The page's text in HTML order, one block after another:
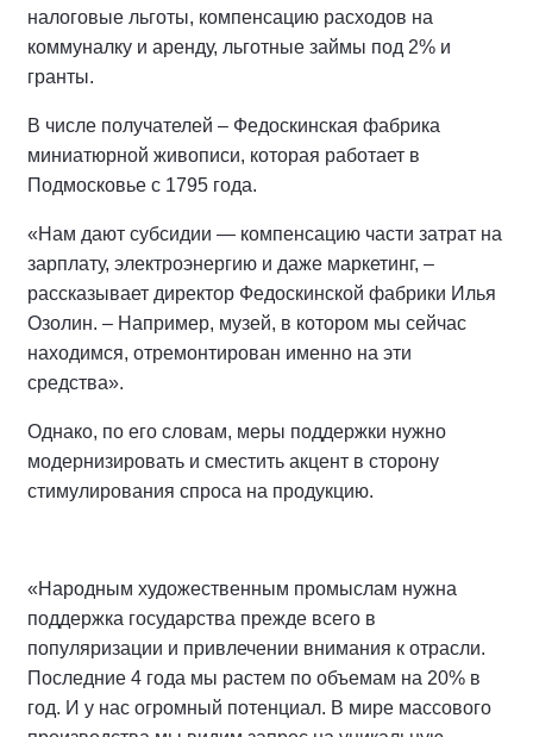
налоговые льготы, компенсацию расходов на
коммуналку и аренду, льготные займы под 2% и
гранты.
В числе получателей – Федоскинская фабрика
миниатюрной живописи, которая работает в
Подмосковье с 1795 года.
«Нам дают субсидии — компенсацию части затрат на
зарплату, электроэнергию и даже маркетинг, –
рассказывает директор Федоскинской фабрики Илья
Озолин. – Например, музей, в котором мы сейчас
находимся, отремонтирован именно на эти
средства».
Однако, по его словам, меры поддержки нужно
модернизировать и сместить акцент в сторону
стимулирования спроса на продукцию.
«Народным художественным промыслам нужна
поддержка государства прежде всего в
популяризации и привлечении внимания к отрасли.
Последние 4 года мы растем по объемам на 20% в
год. И у нас огромный потенциал. В мире массового